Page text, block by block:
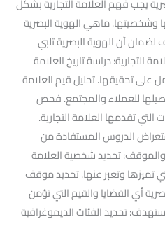
وشخصيتها. ماهي الهوية البصرية
أن الهوية البصرية تلبي
التجارية: دراسة تاريخ العلامة
على تحقيقها. تحليل قيم العلامة
للعملاء والمجتمع. فحص
التي تقدمها العلامة التجارية.
الدروس المستفادة من
والموقف: تحديد شخصية العلامة
تميزها وتعبر عنها. تحديد موقف
أي القضايا والقيم التي تؤمن
تحديد الفئات الديموغرافية